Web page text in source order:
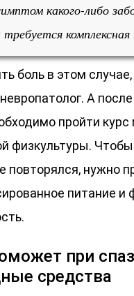
какого-либо
требуется
боль в этом
А
пройти
физкультуры.
повторялся, нужно
питание и
при
средства